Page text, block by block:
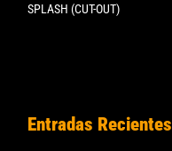
SPLASH (CUT-OUT)
Entradas Recientes